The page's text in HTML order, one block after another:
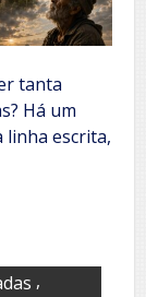
tanta
Há um
linha escrita,
,